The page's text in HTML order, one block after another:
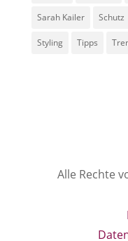
Sarah Kailer Schutz
Styling Tipps
Alle Rechte